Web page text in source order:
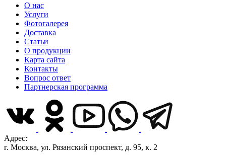
О нас
Услуги
Фотогалерея
Доставка
Статьи
О продукции
Карта сайта
Контакты
Вопрос ответ
Партнерская программа
Адрес:
г. Москва, ул. Рязанский проспект, д. 95, к. 2